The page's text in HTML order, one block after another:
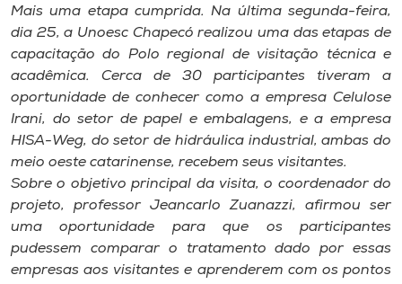
CPA
Biblioteca
Editora
Rádio
Museu
Unoesc
Mais uma etapa cumprida. Na última segunda-feira,
dia 25, a Unoesc Chapecó realizou uma das etapas de
capacitação do Polo regional de visitação técnica e
acadêmica. Cerca de 30 participantes tiveram a
oportunidade de conhecer como a empresa Celulose
Irani, do setor de papel e embalagens, e a empresa
HISA-Weg, do setor de hidráulica industrial, ambas do
meio oeste catarinense, recebem seus visitantes.
Sobre o objetivo principal da visita, o coordenador do
projeto, professor Jeancarlo Zuanazzi, afirmou ser
uma oportunidade para que os participantes
pudessem comparar o tratamento dado por essas
empresas aos visitantes e aprenderem com os pontos